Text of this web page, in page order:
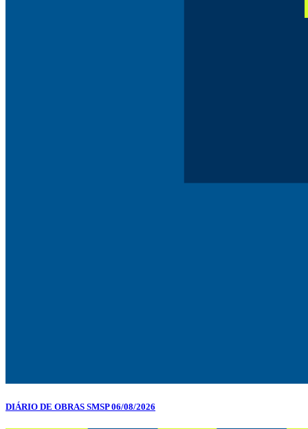
DIÁRIO DE OBRAS SMSP 06/08/2026